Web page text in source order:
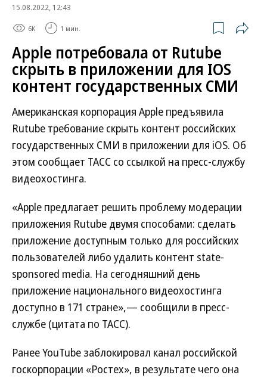
15.08.2022, 12:43
6K 1 мин.
Apple потребовала от Rutube
скрыть в приложении для IOS
контент государственных СМИ
Американская корпорация Apple предъявила
Rutube требование скрыть контент российских
государственных СМИ в приложении для iOS. Об
этом сообщает ТАСС со ссылкой на пресс-службу
видеохостинга.
«Apple предлагает решить проблему модерации
приложения Rutube двумя способами: сделать
приложение доступным только для российских
пользователей либо удалить контент state-
sponsored media. На сегодняшний день
приложение национального видеохостинга
доступно в 171 стране»,— сообщили в пресс-
службе (цитата по ТАСС).
Ранее YouTube заблокировал канал российской
госкорпорации «Ростех», в результате чего она